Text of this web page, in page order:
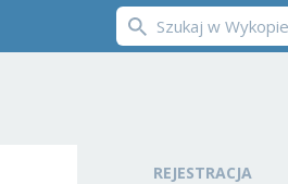
REJESTRACJA